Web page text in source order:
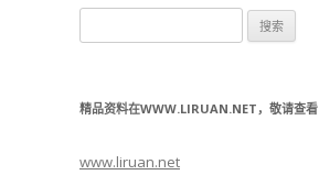
索：
精品资料在WWW.LIRUAN.NET，敬请查看
www.liruan.net